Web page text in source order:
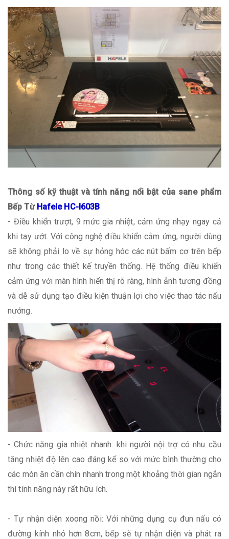
Thông số kỹ thuật và tính năng nổi bật của sane phẩm
Bếp Từ Hafele HC-I603B
- Điều khiển trượt, 9 mức gia nhiệt, cảm ứng nhạy ngay cả
khi tay ướt. Với công nghệ điều khiển cảm ứng, người dùng
sẽ không phải lo về sự hỏng hóc các nút bấm cơ trên bếp
như trong các thiết kế truyền thống. Hệ thống điều khiển
cảm ứng với màn hình hiển thị rõ ràng, hình ảnh tương đồng
và dễ sử dụng tạo điều kiện thuận lợi cho việc thao tác nấu
nướng.
- Chức năng gia nhiệt nhanh: khi người nội trợ có nhu cầu
tăng nhiệt độ lên cao đáng kể so với mức bình thường cho
các món ăn cần chín nhanh trong một khoảng thời gian ngắn
thì tính năng này rất hữu ích.
- Tự nhận diện xoong nồi: Với những dụng cụ đun nấu có
đường kính nhỏ hơn 8cm, bếp sẽ tự nhận diện và phát ra